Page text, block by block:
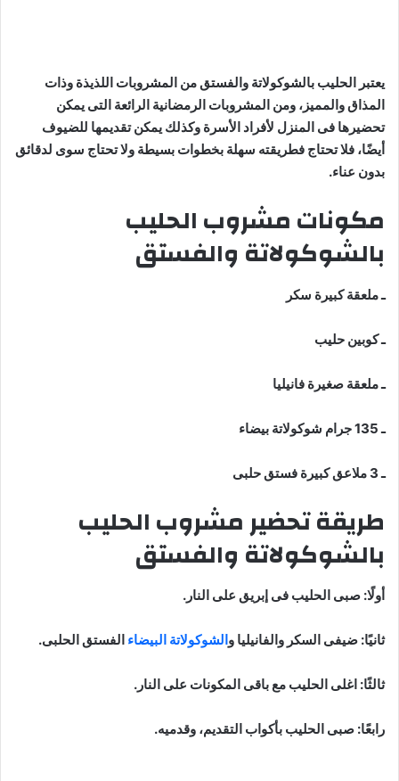
يعتبر الحليب بالشوكولاتة والفستق من المشروبات اللذيذة وذات
المذاق والمميز، ومن المشروبات الرمضانية الرائعة التى يمكن
تحضيرها فى المنزل لأفراد الأسرة وكذلك يمكن تقديمها للضيوف
أيضًا، فلا تحتاج فطريقته سهلة بخطوات بسيطة ولا تحتاج سوى لدقائق
بدون عناء.
مكونات مشروب الحليب
بالشوكولاتة والفستق
ـ ملعقة كبيرة سكر
ـ كوبين حليب
ـ ملعقة صغيرة فانيليا
ـ 135 جرام شوكولاتة بيضاء
ـ 3 ملاعق كبيرة فستق حلبى
طريقة تحضير مشروب الحليب
بالشوكولاتة والفستق
أولًا: صبى الحليب فى إبريق على النار.
ثانيًا: ضيفى السكر والفانيليا والشوكولاتة البيضاء الفستق الحلبى.
ثالثًا: اغلى الحليب مع باقى المكونات على النار.
رابعًا: صبى الحليب بأكواب التقديم، وقدميه.